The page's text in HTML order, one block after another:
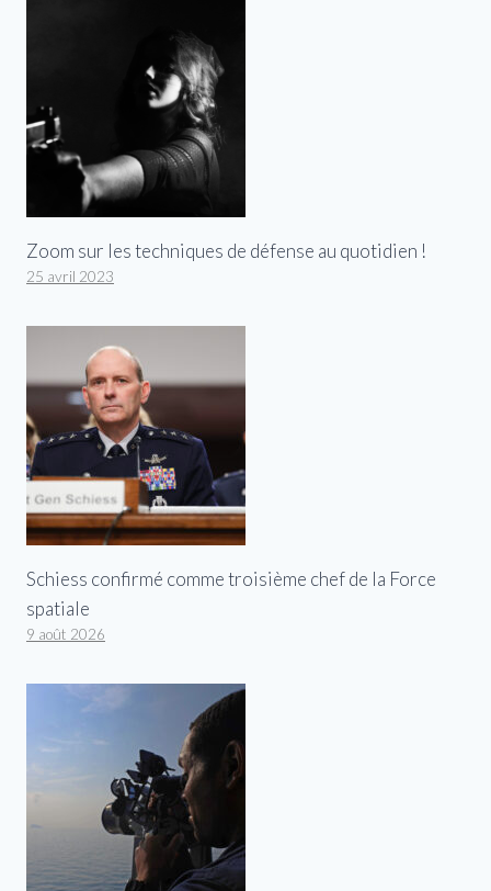
Zoom sur les techniques de défense au quotidien !
25 avril 2023
Schiess confirmé comme troisième chef de la Force
spatiale
9 août 2026